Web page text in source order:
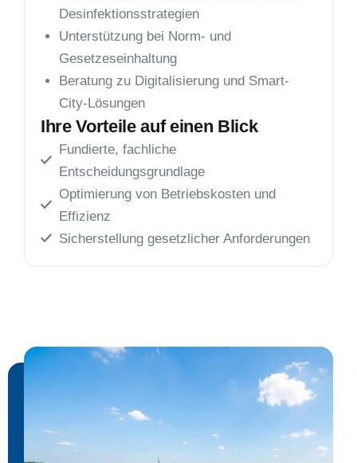
Desinfektionsstrategien
Unterstützung bei Norm- und
Gesetzeseinhaltung
Beratung zu Digitalisierung und Smart-
City-Lösungen
Ihre Vorteile auf einen Blick
Fundierte, fachliche
Entscheidungsgrundlage
Optimierung von Betriebskosten und
Effizienz
Sicherstellung gesetzlicher Anforderungen